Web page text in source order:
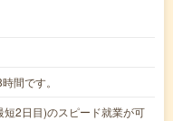
間です。
2日目)のスピード就業が可